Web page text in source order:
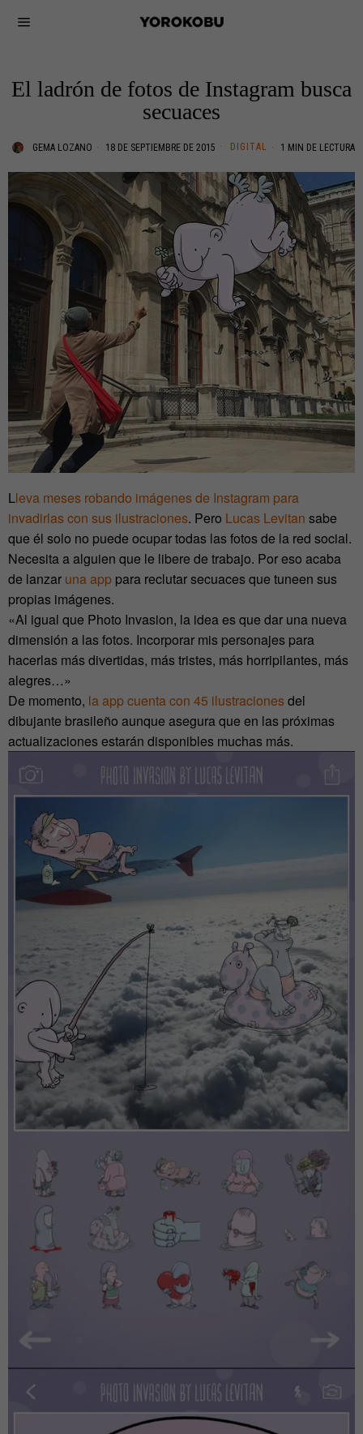
El ladrón de fotos de Instagram busca
secuaces
GEMA LOZANO 18 DE SEPTIEMBRE DE 2015 DIGITAL 1 MIN DE LECTURA
Lleva meses robando imágenes de Instagram para
invadirlas con sus ilustraciones. Pero Lucas Levitan sabe
que él solo no puede ocupar todas las fotos de la red social.
Necesita a alguien que le libere de trabajo. Por eso acaba
de lanzar una app para reclutar secuaces que tuneen sus
propias imágenes.
«Al igual que Photo Invasion, la idea es que dar una nueva
dimensión a las fotos. Incorporar mis personajes para
hacerlas más divertidas, más tristes, más horripilantes, más
alegres…»
De momento, la app cuenta con 45 ilustracionesdel
dibujante brasileño aunque asegura que en las próximas
actualizaciones estarán disponibles muchas más.